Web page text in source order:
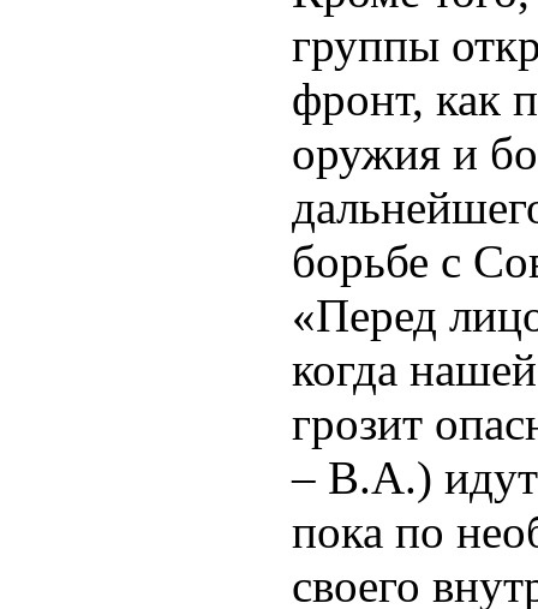
группы
фронт, как
оружия и
борьбе с
«Перед
когда
грозит
– В.А.) идут
пока по
своего